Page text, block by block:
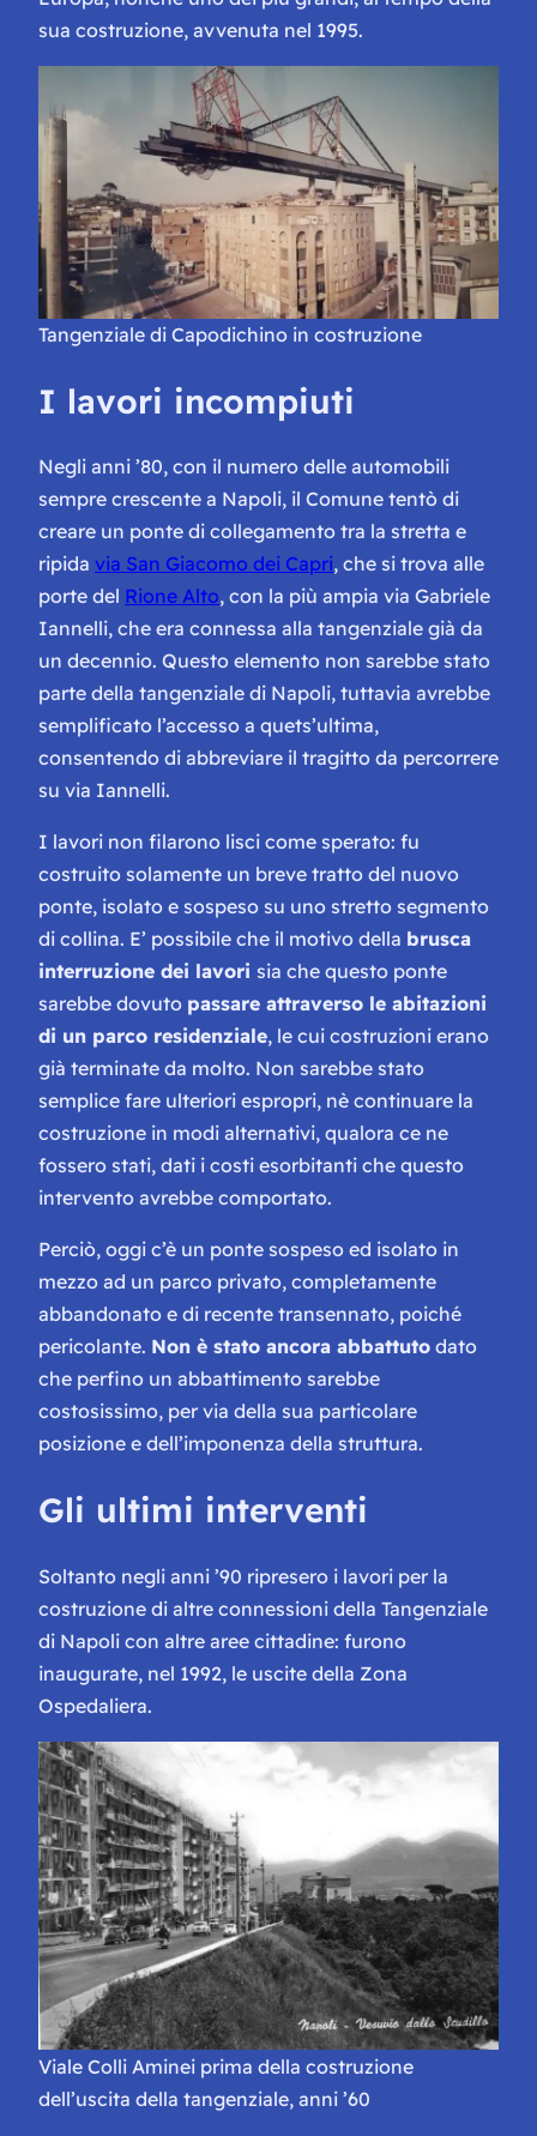
sua costruzione, avvenuta nel 1995.
Tangenziale di Capodichino in costruzione
I lavori incompiuti
Negli anni ’80, con il numero delle automobili
sempre crescente a Napoli, il Comune tentò di
creare un ponte di collegamento tra la stretta e
ripida via San Giacomo dei Capri, che si trova alle
porte del Rione Alto, con la più ampia via Gabriele
Iannelli, che era connessa alla tangenziale già da
un decennio. Questo elemento non sarebbe stato
parte della tangenziale di Napoli, tuttavia avrebbe
semplificato l’accesso a quets’ultima,
consentendo di abbreviare il tragitto da percorrere
su via Iannelli.
I lavori non filarono lisci come sperato: fu
costruito solamente un breve tratto del nuovo
ponte, isolato e sospeso su uno stretto segmento
di collina. E’ possibile che il motivo della brusca
interruzione dei lavori sia che questo ponte
sarebbe dovuto passare attraverso le abitazioni
di un parco residenziale, le cui costruzioni erano
già terminate da molto. Non sarebbe stato
semplice fare ulteriori espropri, nè continuare la
costruzione in modi alternativi, qualora ce ne
fossero stati, dati i costi esorbitanti che questo
intervento avrebbe comportato.
Perciò, oggi c’è un ponte sospeso ed isolato in
mezzo ad un parco privato, completamente
abbandonato e di recente transennato, poiché
pericolante. Non è stato ancora abbattuto dato
che perfino un abbattimento sarebbe
costosissimo, per via della sua particolare
posizione e dell’imponenza della struttura.
Gli ultimi interventi
Soltanto negli anni ’90 ripresero i lavori per la
costruzione di altre connessioni della Tangenziale
di Napoli con altre aree cittadine: furono
inaugurate, nel 1992, le uscite della Zona
Ospedaliera.
Viale Colli Aminei prima della costruzione
dell’uscita della tangenziale, anni ’60